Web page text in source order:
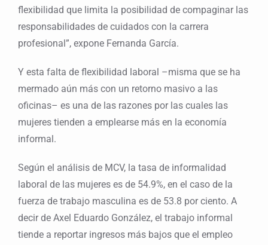
flexibilidad que limita la posibilidad de compaginar las
responsabilidades de cuidados con la carrera
profesional”, expone Fernanda García.
Y esta falta de flexibilidad laboral –misma que se ha
mermado aún más con un retorno masivo a las
oficinas– es una de las razones por las cuales las
mujeres tienden a emplearse más en la economía
informal.
Según el análisis de MCV, la tasa de informalidad
laboral de las mujeres es de 54.9%, en el caso de la
fuerza de trabajo masculina es de 53.8 por ciento. A
decir de Axel Eduardo González, el trabajo informal
tiende a reportar ingresos más bajos que el empleo